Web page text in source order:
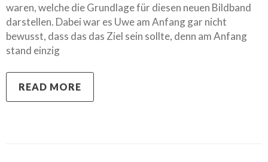
waren, welche die Grundlage für diesen neuen Bildband
darstellen. Dabei war es Uwe am Anfang gar nicht
bewusst, dass das das Ziel sein sollte, denn am Anfang
stand einzig
READ MORE